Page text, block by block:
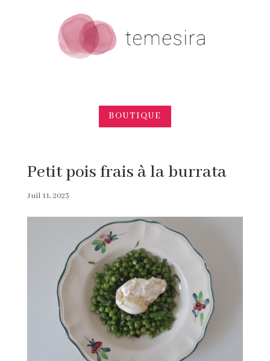
BOUTIQUE
Petit pois frais à la burrata
Juil 11, 2023